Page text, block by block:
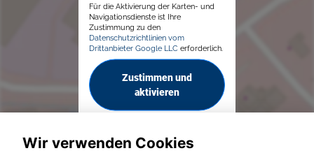
Für die Aktivierung der Karten- und
Navigationsdienste ist Ihre
Zustimmung zu den
Datenschutzrichtlinien vom
Drittanbieter Google LLC erforderlich.
Zustimmen und
aktivieren
Wir verwenden Cookies